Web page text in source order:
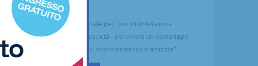
Calcio 21/07/2026
"Un'occasione speciale per i piccoli di 8-9 anni -
sottolineano dalla società - per vivere un pomeriggio
di puro divertimento, spensieratezza e amicizia"